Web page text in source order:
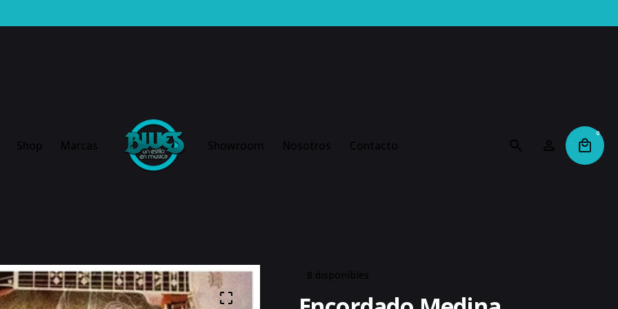
Shop Marcas Showroom Nosotros Contacto
0
8 disponibles